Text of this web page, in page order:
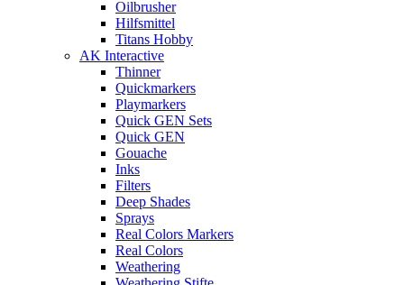
Oilbrusher
Hilfsmittel
Titans Hobby
AK Interactive
Thinner
Quickmarkers
Playmarkers
Quick GEN Sets
Quick GEN
Gouache
Inks
Filters
Deep Shades
Sprays
Real Colors Markers
Real Colors
Weathering